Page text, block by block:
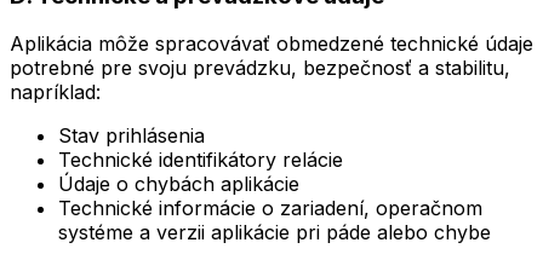
Aplikácia môže spracovávať obmedzené technické údaje
potrebné pre svoju prevádzku, bezpečnosť a stabilitu,
napríklad:
Stav prihlásenia
Technické identifikátory relácie
Údaje o chybách aplikácie
Technické informácie o zariadení, operačnom
systéme a verzii aplikácie pri páde alebo chybe